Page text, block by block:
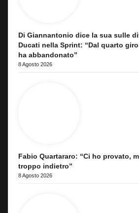
Di Giannantonio dice la sua sulle
Ducati nella Sprint: “Dal quarto
ha abbandonato”
8 Agosto 2026
Fabio Quartararo: “Ci ho provato,
troppo indietro”
8 Agosto 2026